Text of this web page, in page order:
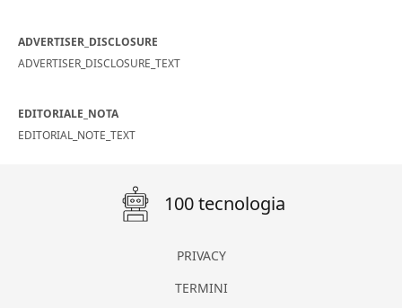
ADVERTISER_DISCLOSURE
ADVERTISER_DISCLOSURE_TEXT
EDITORIALE_NOTA
EDITORIAL_NOTE_TEXT
100 tecnologia
PRIVACY
TERMINI